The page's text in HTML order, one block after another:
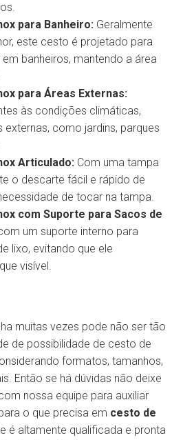
para Banheiro: Geralmente
este cesto é projetado para
banheiros, mantendo a área
para Áreas Externas:
às condições climáticas,
externas, como jardins, parques
Articulado: Com uma tampa
o descarte fácil e rápido de
de tocar na tampa.
com Suporte para Sacos de
um suporte interno para
lixo, evitando que ele
visível.
muitas vezes pode não ser tão
de possibilidade de cesto de
formatos, tamanhos,
Então se há dúvidas não deixe
nossa equipe para auxiliar
o que precisa em cesto de
é altamente qualificada e pronta